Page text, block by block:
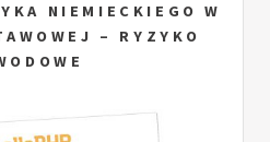
NIEMIECKIEGO W
– RYZYKO